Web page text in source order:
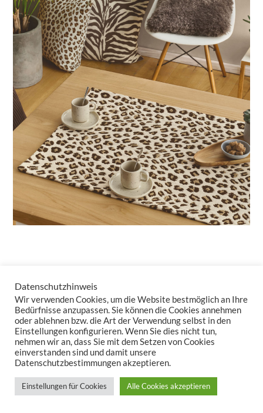
Unbeschwertheit bringt die Kollektion auf Ihren Tisch. Mit einem
klaren, luftigen Design und einer edlen Leichtigkeit lässt sich
UHURUfantastisch kombinieren und sorgt im Handumdrehen
für ein frisches, offenes Ambiente.
Datenschutzhinweis
Wir verwenden Cookies, um die Website bestmöglich an Ihre
Bedürfnisse anzupassen. Sie können die Cookies annehmen
oder ablehnen bzw. die Art der Verwendung selbst in den
Einstellungen konfigurieren. Wenn Sie dies nicht tun,
nehmen wir an, dass Sie mit dem Setzen von Cookies
einverstanden sind und damit unsere
Datenschutzbestimmungen akzeptieren.
Einstellungen für Cookies Alle Cookies akzeptieren